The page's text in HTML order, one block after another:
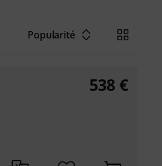
Popularité
538 €